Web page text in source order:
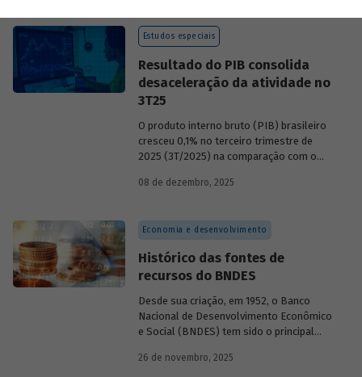
BNDESdivulgados ao longo de 2025.
Estudos especiais
Resultado do PIB consolida
desaceleração da atividade no
3T25
O produto interno bruto (PIB) brasileiro
cresceu 0,1% no terceiro trimestre de
2025 (3T/2025) na comparação com o
série ajustada sazonalmente. O resultado
(0,1%).
08 de dezembro, 2025
Economia e desenvolvimento
Histórico das fontes de
recursos do BNDES
Desde sua criação, em 1952, o Banco
Nacional de Desenvolvimento Econômico
e Social (BNDES) tem sido o principal
brasileiro, ocupando um espaço central
26 de novembro, 2025